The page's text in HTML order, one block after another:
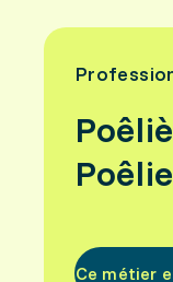
Ce métier